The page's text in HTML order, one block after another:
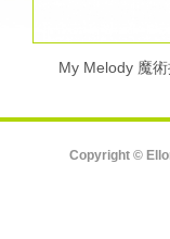
My Melody 魔
Copyright ©